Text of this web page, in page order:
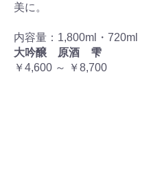
美に。
内容量：1,800ml・720ml
大吟醸 原酒 雫
￥4,600 ～ ￥8,700